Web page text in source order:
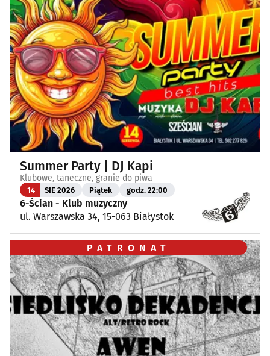
Summer Party | DJ Kapi
Klubowe, taneczne, granie do piwa
14 SIE 2026 Piątek godz. 22:00
6-Ścian - Klub muzyczny
ul. Warszawska 34, 15-063 Białystok
PATRONAT